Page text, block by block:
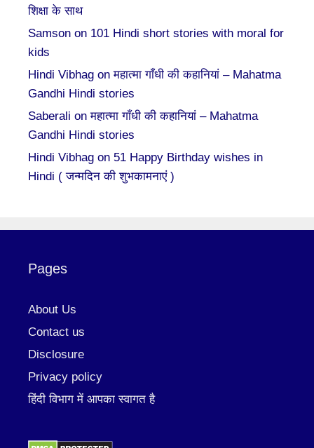
शिक्षा के साथ
Samson on 101 Hindi short stories with moral for
kids
Hindi Vibhag onमहात्मा गाँधी की कहानियां – Mahatma
Gandhi Hindi stories
Saberali onमहात्मा गाँधी की कहानियां – Mahatma
Gandhi Hindi stories
Hindi Vibhag on 51 Happy Birthday wishes in
Hindi ( जन्मदिन की शुभकामनाएं )
Pages
About Us
Contact us
Disclosure
Privacy policy
हिंदी विभाग में आपका स्वागत है